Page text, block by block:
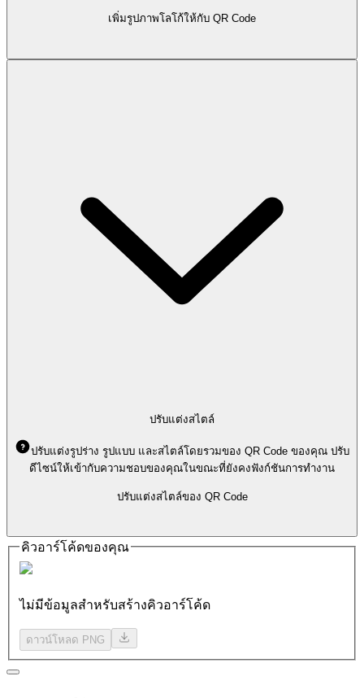
เพิ่มรูปภาพโลโก้ให้กับ QR Code
ปรับแต่งสไตล์
ปรับแต่งรูปร่าง รูปแบบ และสไตล์โดยรวมของ QR Code ของคุณ ปรับ
ดีไซน์ให้เข้ากับความชอบของคุณในขณะที่ยังคงฟังก์ชันการทำงาน
ปรับแต่งสไตล์ของ QR Code
คิวอาร์โค้ดของคุณ
ไม่มีข้อมูลสำหรับสร้างคิวอาร์โค้ด
ดาวน์โหลด PNG